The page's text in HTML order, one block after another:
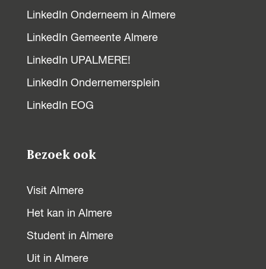
LinkedIn Onderneem in Almere
LinkedIn Gemeente Almere
LinkedIn UPALMERE!
LinkedIn Ondernemersplein
LinkedIn EOG
Bezoek ook
Visit Almere
Het kan in Almere
Student in Almere
Uit in Almere